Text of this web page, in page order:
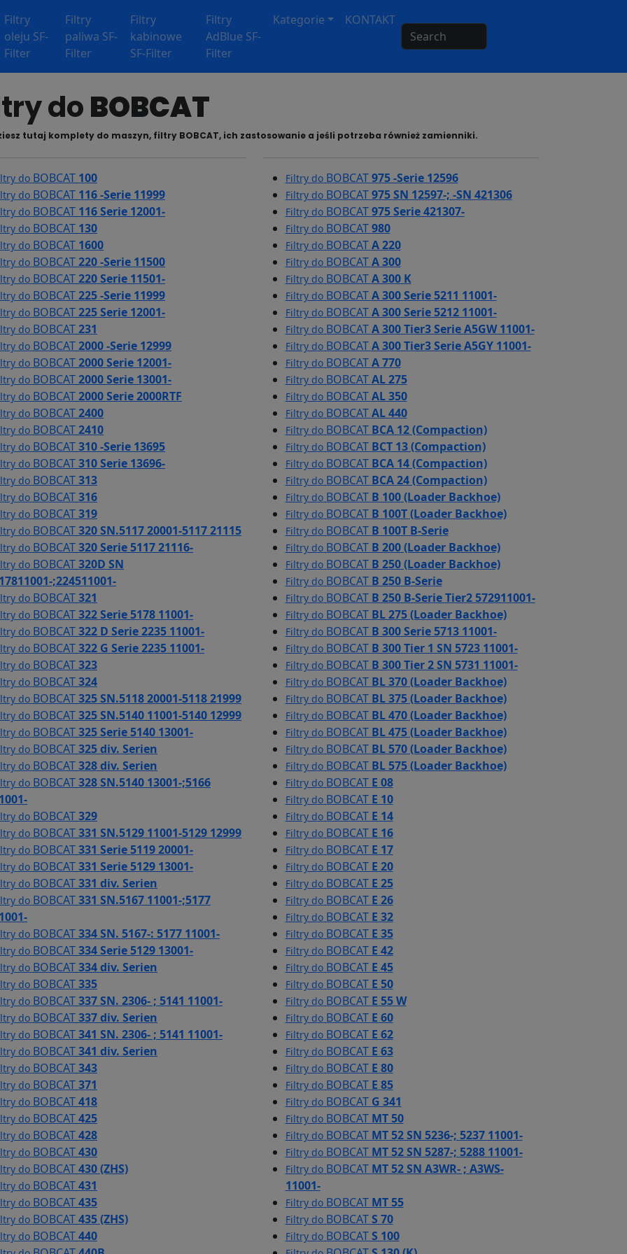
Filtry
oleju SF-
Filter
Filtry
paliwa SF-
Filter
Filtry
kabinowe
SF-Filter
Filtry
AdBlue SF-
Filter
Kategorie
KONTAKT
doBOBCAT
tutaj komplety do maszyn, filtry BOBCAT, ich zastosowanie a jeśli potrzeba również zamienniki.
do BOBCAT 100
do BOBCAT 116 -Serie 11999
do BOBCAT 116 Serie 12001-
do BOBCAT 130
do BOBCAT 1600
do BOBCAT220 -Serie 11500
do BOBCAT220 Serie 11501-
do BOBCAT225 -Serie 11999
do BOBCAT225 Serie 12001-
do BOBCAT231
do BOBCAT2000 -Serie 12999
do BOBCAT2000 Serie 12001-
do BOBCAT2000 Serie 13001-
do BOBCAT2000 Serie 2000RTF
do BOBCAT2400
do BOBCAT2410
do BOBCAT310 -Serie 13695
do BOBCAT310 Serie 13696-
do BOBCAT313
do BOBCAT316
do BOBCAT319
do BOBCAT320 SN.5117 20001-5117 21115
do BOBCAT320 Serie 5117 21116-
do BOBCAT320D SN
;224511001-
do BOBCAT321
do BOBCAT322 Serie 5178 11001-
do BOBCAT322 D Serie 2235 11001-
do BOBCAT322 G Serie 2235 11001-
do BOBCAT323
do BOBCAT324
do BOBCAT325 SN.5118 20001-5118 21999
do BOBCAT325 SN.5140 11001-5140 12999
do BOBCAT325 Serie 5140 13001-
do BOBCAT325 div. Serien
do BOBCAT328 div. Serien
do BOBCAT328 SN.5140 13001-;5166
do BOBCAT329
do BOBCAT331 SN.5129 11001-5129 12999
do BOBCAT331 Serie 5119 20001-
do BOBCAT331 Serie 5129 13001-
do BOBCAT331 div. Serien
do BOBCAT331 SN.5167 11001-;5177
do BOBCAT334 SN. 5167-: 5177 11001-
do BOBCAT334 Serie 5129 13001-
do BOBCAT334 div. Serien
do BOBCAT335
do BOBCAT337 SN. 2306- ; 5141 11001-
do BOBCAT337 div. Serien
do BOBCAT341 SN. 2306- ; 5141 11001-
do BOBCAT341 div. Serien
do BOBCAT343
do BOBCAT371
do BOBCAT418
do BOBCAT425
do BOBCAT428
do BOBCAT430
do BOBCAT430 (ZHS)
do BOBCAT431
do BOBCAT435
do BOBCAT435 (ZHS)
do BOBCAT440
Filtry doBOBCAT975 -Serie 12596
Filtry doBOBCAT975 SN 12597-; -SN 421306
Filtry doBOBCAT975 Serie 421307-
Filtry doBOBCAT980
Filtry doBOBCATA 220
Filtry doBOBCATA 300
Filtry doBOBCATA 300 K
Filtry doBOBCATA 300 Serie 5211 11001-
Filtry doBOBCATA 300 Serie 5212 11001-
Filtry doBOBCATA 300 Tier3 Serie A5GW 11001-
Filtry doBOBCATA 300 Tier3 Serie A5GY 11001-
Filtry doBOBCATA 770
Filtry doBOBCATAL 275
Filtry doBOBCATAL 350
Filtry doBOBCATAL 440
Filtry doBOBCAT BCA 12 (Compaction)
Filtry doBOBCAT BCT 13 (Compaction)
Filtry doBOBCAT BCA 14 (Compaction)
Filtry doBOBCAT BCA 24 (Compaction)
Filtry doBOBCAT B 100 (Loader Backhoe)
Filtry doBOBCAT B 100T (Loader Backhoe)
Filtry doBOBCAT B 100T B-Serie
Filtry doBOBCAT B 200 (Loader Backhoe)
Filtry doBOBCAT B 250 (Loader Backhoe)
Filtry doBOBCAT B 250 B-Serie
Filtry doBOBCAT B 250 B-Serie Tier2 572911001-
Filtry doBOBCAT BL 275 (Loader Backhoe)
Filtry doBOBCAT B 300 Serie 5713 11001-
Filtry doBOBCAT B 300 Tier 1 SN 5723 11001-
Filtry doBOBCAT B 300 Tier 2 SN 5731 11001-
Filtry doBOBCAT BL 370 (Loader Backhoe)
Filtry doBOBCAT BL 375 (Loader Backhoe)
Filtry doBOBCAT BL 470 (Loader Backhoe)
Filtry doBOBCAT BL 475 (Loader Backhoe)
Filtry doBOBCAT BL 570 (Loader Backhoe)
Filtry doBOBCAT BL 575 (Loader Backhoe)
Filtry doBOBCAT E 08
Filtry doBOBCAT E 10
Filtry doBOBCAT E 14
Filtry doBOBCAT E 16
Filtry doBOBCAT E 17
Filtry doBOBCAT E 20
Filtry doBOBCAT E 25
Filtry doBOBCAT E 26
Filtry doBOBCAT E 32
Filtry doBOBCAT E 35
Filtry doBOBCAT E 42
Filtry doBOBCAT E 45
Filtry doBOBCAT E 50
Filtry doBOBCAT E 55 W
Filtry doBOBCAT E 60
Filtry doBOBCAT E 62
Filtry doBOBCAT E 63
Filtry doBOBCAT E 80
Filtry doBOBCAT E 85
Filtry doBOBCAT G 341
Filtry doBOBCAT MT 50
Filtry doBOBCAT MT 52 SN 5236-; 5237 11001-
Filtry doBOBCAT MT 52 SN 5287-; 5288 11001-
Filtry doBOBCAT MT 52 SN A3WR- ; A3WS-
11001-
Filtry doBOBCAT MT 55
Filtry doBOBCATS 70
Filtry doBOBCATS 100